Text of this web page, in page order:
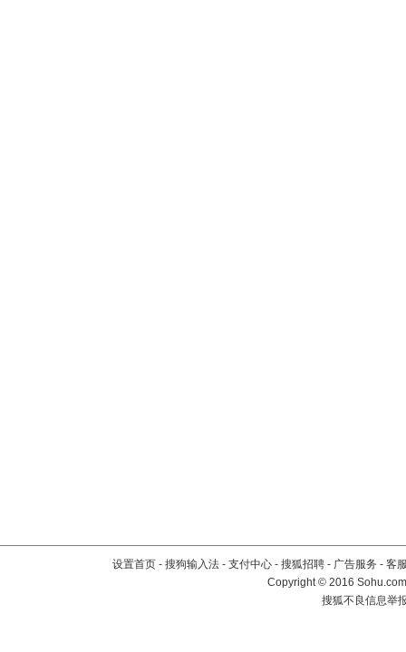
设置首页 - 搜狗输入法 - 支付中心 - 搜狐招聘 - 广告服务 - 客
Copyright©2016
搜狐不良信息举